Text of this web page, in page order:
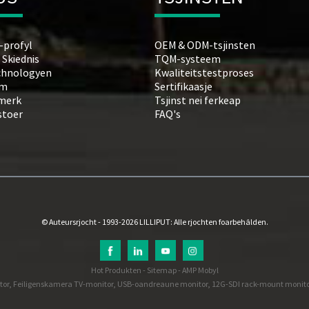
profyl
OEM & ODM-tsjinsten
TQM-systeem
Kwaliteitstestproses
Sertifikaasje
Tsjinst nei ferkeap
FAQ's
© Auteursrjocht - 1993-2026 LILLIPUT: Alle rjochten foarbehâlden.
Hot Produkten - Sitemap- AMP Mobyl
, Feiligenskamera TV-monitor, USB-oandreaune monitor, 12G-SDI rack-mount